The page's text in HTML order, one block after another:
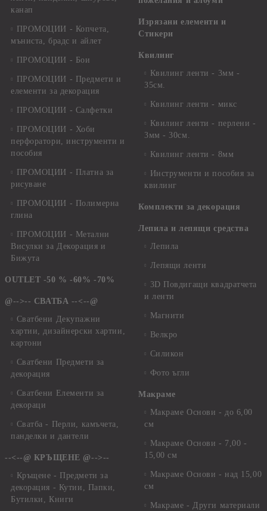
канап
ПРОМОЦИИ - Копчета,
мъниста, брадс и айлет
ПРОМОЦИИ - Бои
ПРОМОЦИИ - Предмети и
елементи за декорация
ПРОМОЦИИ - Салфетки
ПРОМОЦИИ - Хоби
перфоратори, инструменти и
пособия
ПРОМОЦИИ - Платна за
рисуване
ПРОМОЦИИ - Полимерна
глина
ПРОМОЦИИ - Метални
Висулки за Декорация и
Бижута
OUTLET -50 % -60% -70%
@-->-- СВАТБА --<--@
Сватбени Декупажни
хартии, дизайнерски хартии,
картони
Сватбени Предмети за
декорация
Сватбени Елементи за
декораци
Сватба - Перли, камъчета,
панделки и дантели
--<--@ КРЪЩЕНЕ @-->--
Кръщене - Предмети за
декорация - Кутии, Папки,
Бутилки, Книги
Изрязани елементи и
Стикери
Квилинг
Квилинг ленти - 3мм -
35см.
Квилинг ленти - микс
Квилинг ленти - перлени -
3мм - 30см.
Квилинг ленти - 8мм
Инструменти и пособия за
квилинг
Комплекти за декорация
Лепила и лепящи средства
Лепила
Лепящи ленти
3D Повдигащи квадратчета
и ленти
Магнити
Велкро
Силикон
Фото ъгли
Макраме
Макраме Основи - до 6,00
см
Макраме Основи - 7,00 -
15,00 см
Макраме Основи - над 15,00
см
Макраме - Други материали